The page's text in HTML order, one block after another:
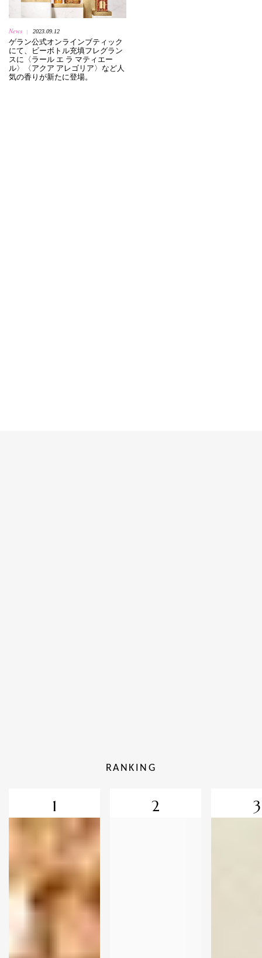
News 2023.09.12
ゲラン公式オンラインブティック
にて、ビーボトル充填フレグラン
スに〈ラール エ ラ マティエー
ル〉〈アクア アレゴリア〉など人
気の香りが新たに登場。
RANKING
1 2 3